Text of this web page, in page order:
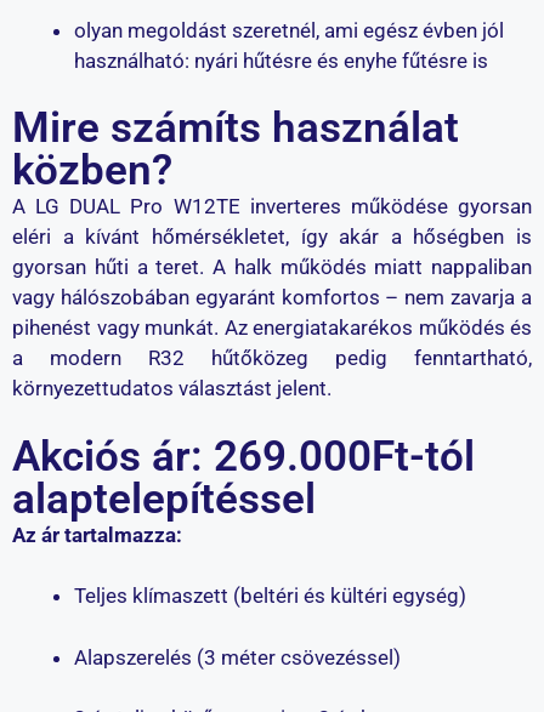
olyan megoldást szeretnél, ami egész évben jól
használható: nyári hűtésre és enyhe fűtésre is
Mire számíts használat
közben?
A LG DUAL Pro W12TE inverteres működése gyorsan
eléri a kívánt hőmérsékletet, így akár a hőségben is
gyorsan hűti a teret. A halk működés miatt nappaliban
vagy hálószobában egyaránt komfortos – nem zavarja a
pihenést vagy munkát. Az energiatakarékos működés és
a modern R32 hűtőközeg pedig fenntartható,
környezettudatos választást jelent.
Akciós ár: 269.000Ft-tól
alaptelepítéssel
Az ár tartalmazza:
Teljes klímaszett (beltéri és kültéri egység)
Alapszerelés (3 méter csövezéssel)